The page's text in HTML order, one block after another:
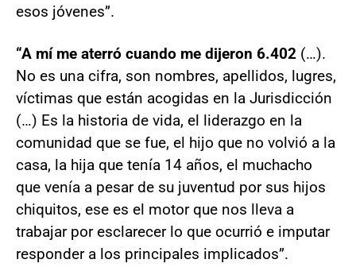
esos jóvenes”.
“A mí me aterró cuando me dijeron 6.402 (…).
No es una cifra, son nombres, apellidos, lugres,
víctimas que están acogidas en la Jurisdicción
(…) Es la historia de vida, el liderazgo en la
comunidad que se fue, el hijo que no volvió a la
casa, la hija que tenía 14 años, el muchacho
que venía a pesar de su juventud por sus hijos
chiquitos, ese es el motor que nos lleva a
trabajar por esclarecer lo que ocurrió e imputar
responder a los principales implicados”.